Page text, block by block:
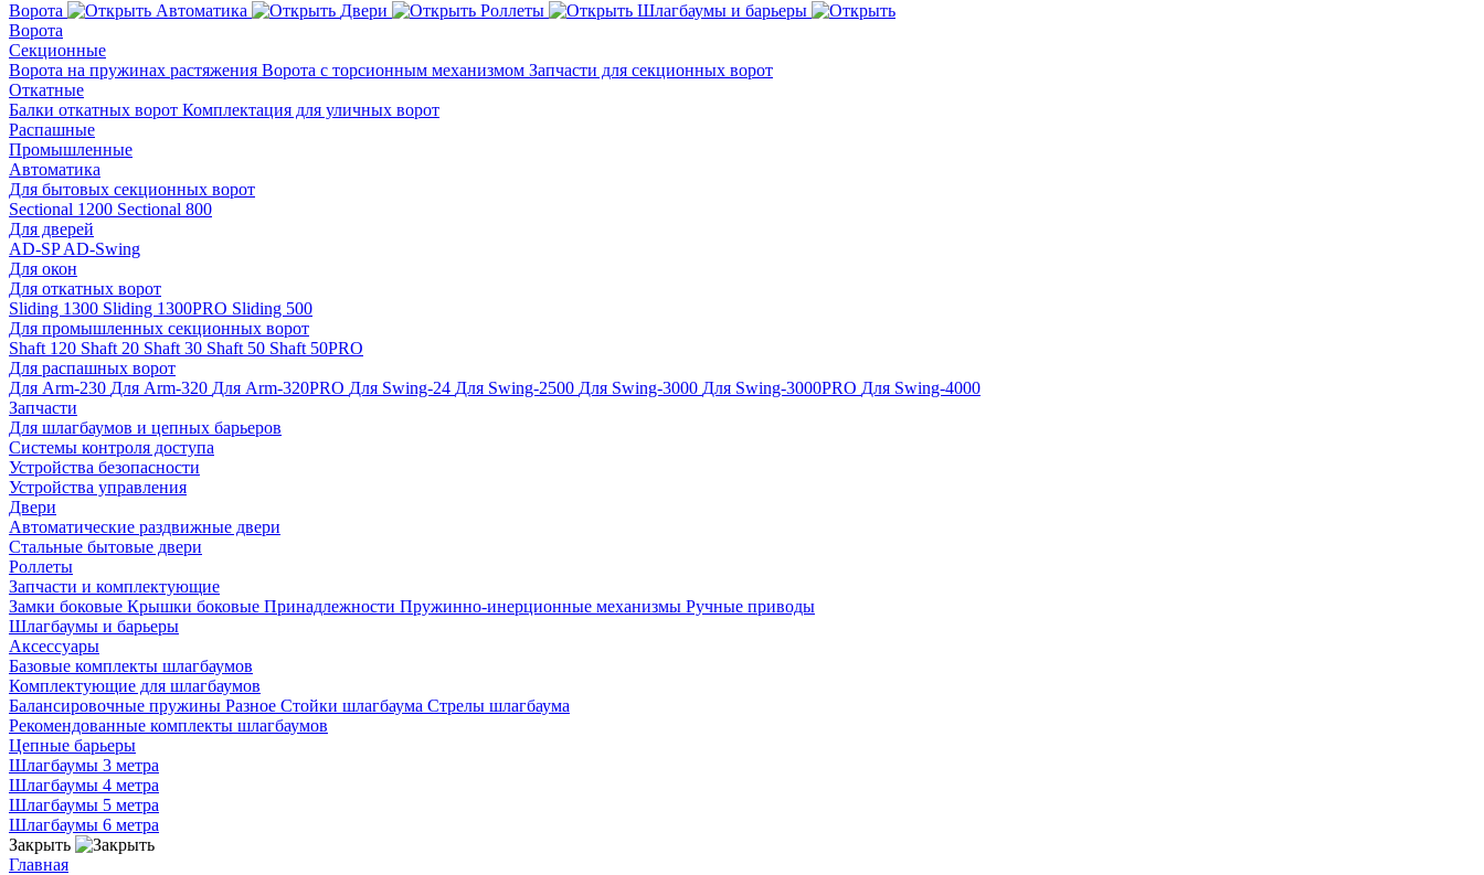
Ворота Автоматика Двери Роллеты
Шлагбаумы и барьеры
Ворота
Секционные
Ворота на пружинах растяжения Ворота с торсионным механизмом Запчасти для секционных ворот
Откатные
Балки откатных ворот Комплектация для уличных ворот
Распашные
Промышленные
Автоматика
Для бытовых секционных ворот
Sectional 1200 Sectional 800
Для дверей
AD-SPAD-Swing
Для окон
Для откатных ворот
Sliding 1300 Sliding 1300PRO Sliding 500
Для промышленных секционных ворот
Shaft 120 Shaft 20 Shaft 30 Shaft 50 Shaft 50PRO
Для распашных ворот
Для Arm-230 Для Arm-320 Для Arm-320PRO Для Swing-24 Для Swing-2500 Для Swing-3000 Для Swing-3000PRO Для Swing-4000
Запчасти
Для шлагбаумов и цепных барьеров
Системы контроля доступа
Устройства безопасности
Устройства управления
Двери
Автоматические раздвижные двери
Стальные бытовые двери
Роллеты
Запчасти и комплектующие
Замки боковые Крышки боковые Принадлежности Пружинно-инерционные механизмы Ручные приводы
Шлагбаумы и барьеры
Аксессуары
Базовые комплекты шлагбаумов
Комплектующие для шлагбаумов
Балансировочные пружины Разное Стойки шлагбаума Стрелы шлагбаума
Рекомендованные комплекты шлагбаумов
Цепные барьеры
Шлагбаумы 3 метра
Шлагбаумы 4 метра
Шлагбаумы 5 метра
Шлагбаумы 6 метра
Закрыть
Главная